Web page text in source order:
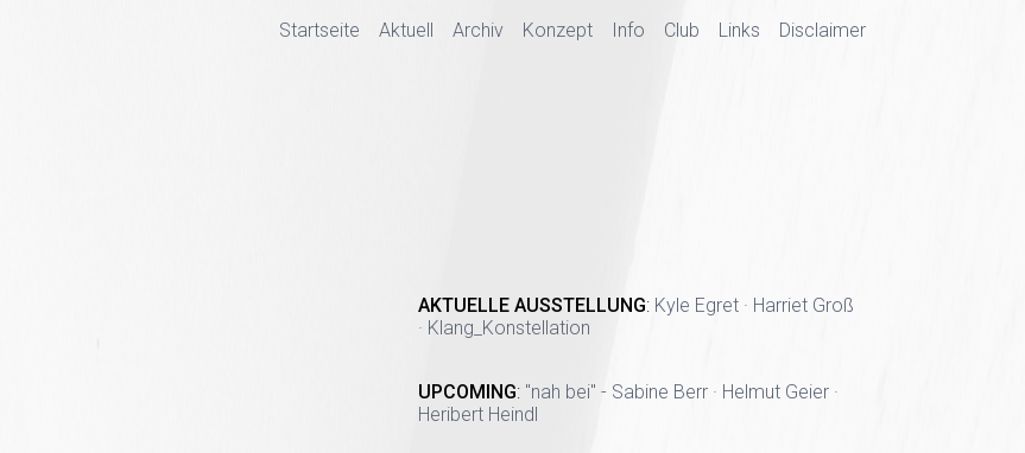
Startseite Aktuell Archiv Konzept Info Club Links Disclaimer
AKTUELLE AUSSTELLUNG: Kyle Egret · Harriet Groß
· Klang_Konstellation
UPCOMING: "nah bei" - Sabine Berr · Helmut Geier ·
Heribert Heindl